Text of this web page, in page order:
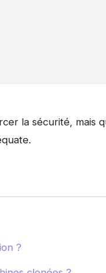
la sécurité, mais
?